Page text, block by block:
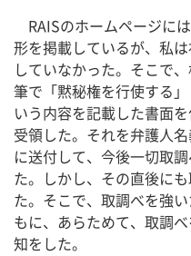
RAISのホームページに
形を掲載しているが、私
していなかった。そこで
筆で「黙秘権を行使する
いう内容を記載した書面
受領した。それを弁護人
に送付して、今後一切取
た。しかし、その直後に
た。そこで、取調べを強
もに、あらためて、取調
知をした。